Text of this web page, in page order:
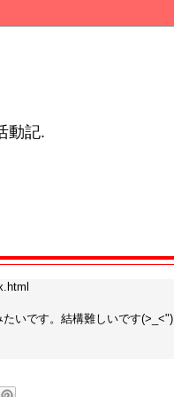
動記.
いです。結構難しいです(>_<")